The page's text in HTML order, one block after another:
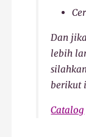
Dan
lebih
berikut
Catalog